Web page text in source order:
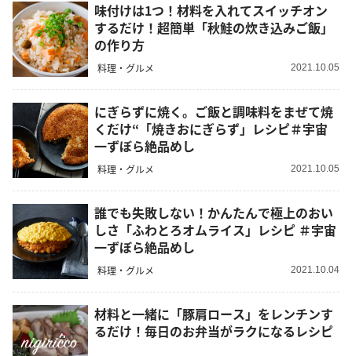
味付けは1つ！材料を入れてスイッチオン
するだけ！超簡単「秋鮭の炊き込みご飯」
の作り方
料理・グルメ 2021.10.05
にぎらずに焼く。ご飯と調味料をまぜて焼
くだけ“「焼きおにぎらず」レシピ＃宇宙
一ずぼら絶品めし
料理・グルメ 2021.10.05
誰でも失敗しない！かんたんで極上のおい
しさ「ふわとろオムライス」レシピ ＃宇宙
一ずぼら絶品めし
料理・グルメ 2021.10.04
材料と一緒に「豚肩ロース」をレンチンす
るだけ！毎日のお弁当がラクになるレシピ